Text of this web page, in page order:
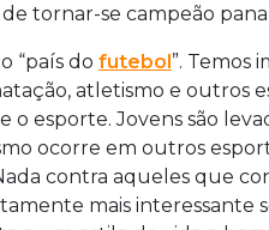
de tornar-se campeão
“país do futebol”. Temos
atletismo e outros
esporte. Jovens são
ocorre em outros
contra aqueles que
mais interessante